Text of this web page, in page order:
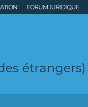
FORUM JURIDIQUE
étrangers)